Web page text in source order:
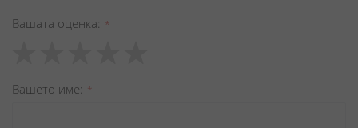
Вашата оценка
star
stars
stars
stars
stars
Вашето име